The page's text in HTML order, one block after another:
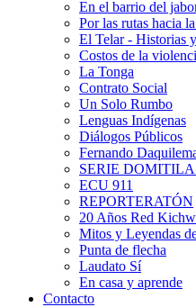
En el barrio del
Por las rutas hacia
El Telar - Historias
Costos de la
La Tonga
Contrato Social
Un Solo Rumbo
Lenguas Indígenas
Diálogos Públicos
Fernando
SERIE
ECU 911
REPORTERATÓN
20 Años Red
Mitos y Leyendas
Punta de flecha
Laudato Sí
En casa y aprende
Contacto